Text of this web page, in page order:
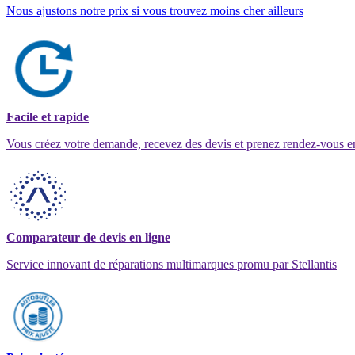
Nous ajustons notre prix si vous trouvez moins cher ailleurs
Facile et rapide
Vous créez votre demande, recevez des devis et prenez rendez-vous
Comparateur de devis en ligne
Service innovant de réparations multimarques promu par Stellantis